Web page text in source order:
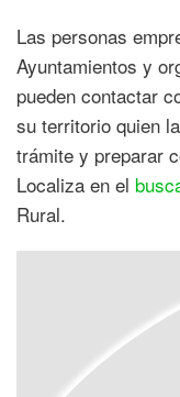
Las personas
Ayuntamientos y
pueden contactar
su territorio quien
trámite y preparar
Localiza en el
Rural.